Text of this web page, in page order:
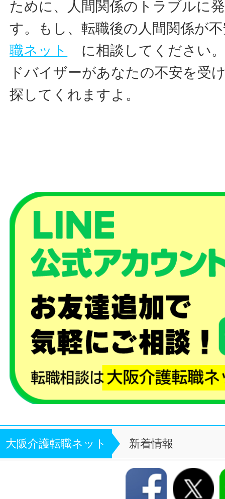
ために、人間関係のトラブルに
す。もし、転職後の人間関係が
職ネット
に相談してください
ドバイザーがあなたの不安を受
探してくれますよ。
大阪介護転職ネット 新着情報